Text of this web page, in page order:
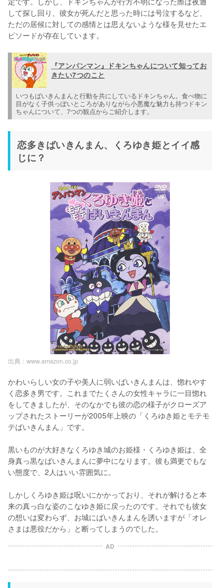
して探し回り、彼女が死んだと思った時には号泣するなど、
ただの居候に対しての感情とは思えないような様を見せたエ
ピソードが存在しています。
『アンパンマン』ドキンちゃんについて知ってお
きたい7つのこと
いつもばいきんまんと行動を共にしているドキンちゃん。食べ物に
目がなく子供っぽいところがありながら小悪魔な魅力も持つドキン
ちゃんについて、7つの観点からご紹介します。
恋多きばいきんまん、くろゆき姫とイイ感
じに？
出典 : www.amazon.co.jp
かわいらしい女の子や美人に弱いばいきんまんは、惚れやす
く恋多き男です。これまでたくさんの女性キャラに一目惚れ
をしてきましたが、そのなかでも彼の恋の様子がクローズア
ップされたストーリーが2005年上映の「くろゆき姫とモテモ
テばいきんまん」です。
黒いものが大好きなくろゆき城のお姫様・くろゆき姫は、全
身真っ黒なばいきんまんに夢中になります。彼も満更でもな
い態度で、2人はいい雰囲気に。
しかしくろゆき姫は呪いにかかっており、それが解けると本
来の真っ白な姿のこなゆき姫に戻ったのです。それでも彼女
の想いは変わらず、お城にばいきんまんを誘いますが「オレ
さまは悪役だから」と断ってしまうのでした。
AD